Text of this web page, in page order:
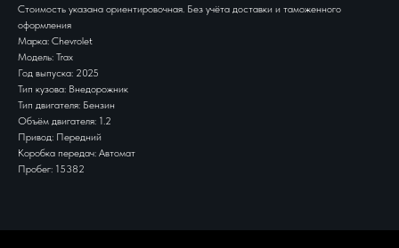
Стоимость указана ориентировочная. Без учёта доставки и таможенного
оформления
Марка: Chevrolet
Модель: Trax
Год выпуска: 2025
Тип кузова: Внедорожник
Тип двигателя: Бензин
Объём двигателя: 1.2
Привод: Передний
Коробка передач: Автомат
Пробег: 15382